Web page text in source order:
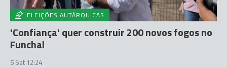
ELEIÇÕES AUTÁRQUICAS
'Confiança' quer construir 200 novos fogos no
Funchal
5 Set 12:24